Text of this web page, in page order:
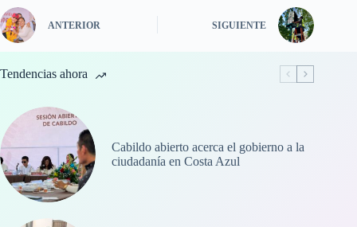
ANTERIOR SIGUIENTE
Tendencias ahora
Cabildo abierto acerca el gobierno a la
ciudadanía en Costa Azul